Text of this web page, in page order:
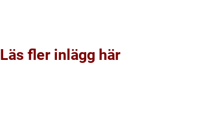
Läs fler inlägg här